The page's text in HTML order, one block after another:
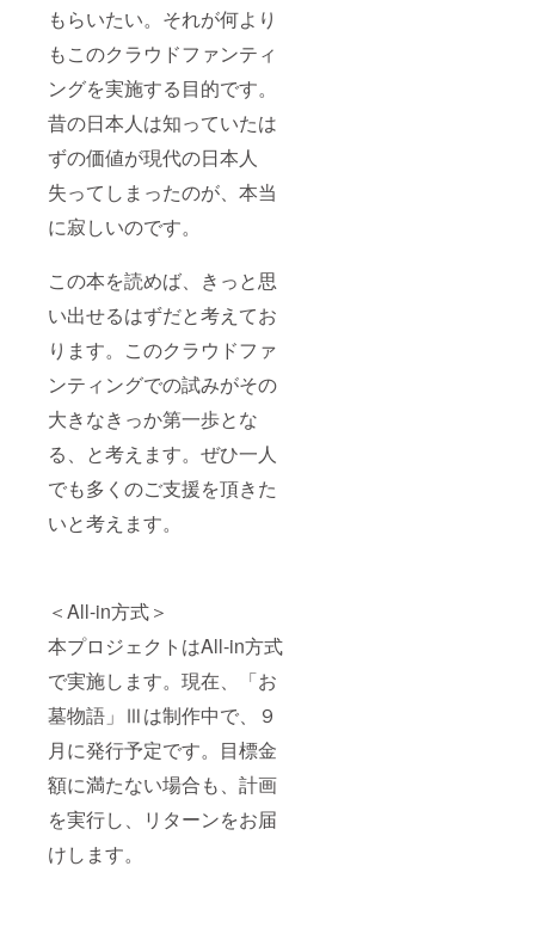
もらいたい。それが何より
もこのクラウドファンティ
ングを実施する目的です。
昔の日本人は知っていたは
ずの価値が現代の日本人
失ってしまったのが、本当
に寂しいのです。
この本を読めば、きっと思
い出せるはずだと考えてお
ります。このクラウドファ
ンティングでの試みがその
大きなきっか第一歩とな
る、と考えます。ぜひ一人
でも多くのご支援を頂きた
いと考えます。
＜All-in方式＞
本プロジェクトはAll-in方式
で実施します。現在、「お
墓物語」Ⅲは制作中で、９
月に発行予定です。目標金
額に満たない場合も、計画
を実行し、リターンをお届
けします。